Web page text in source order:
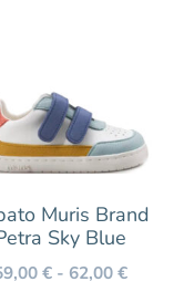
Muris Brand
Sky Blue
€ - 62,00€